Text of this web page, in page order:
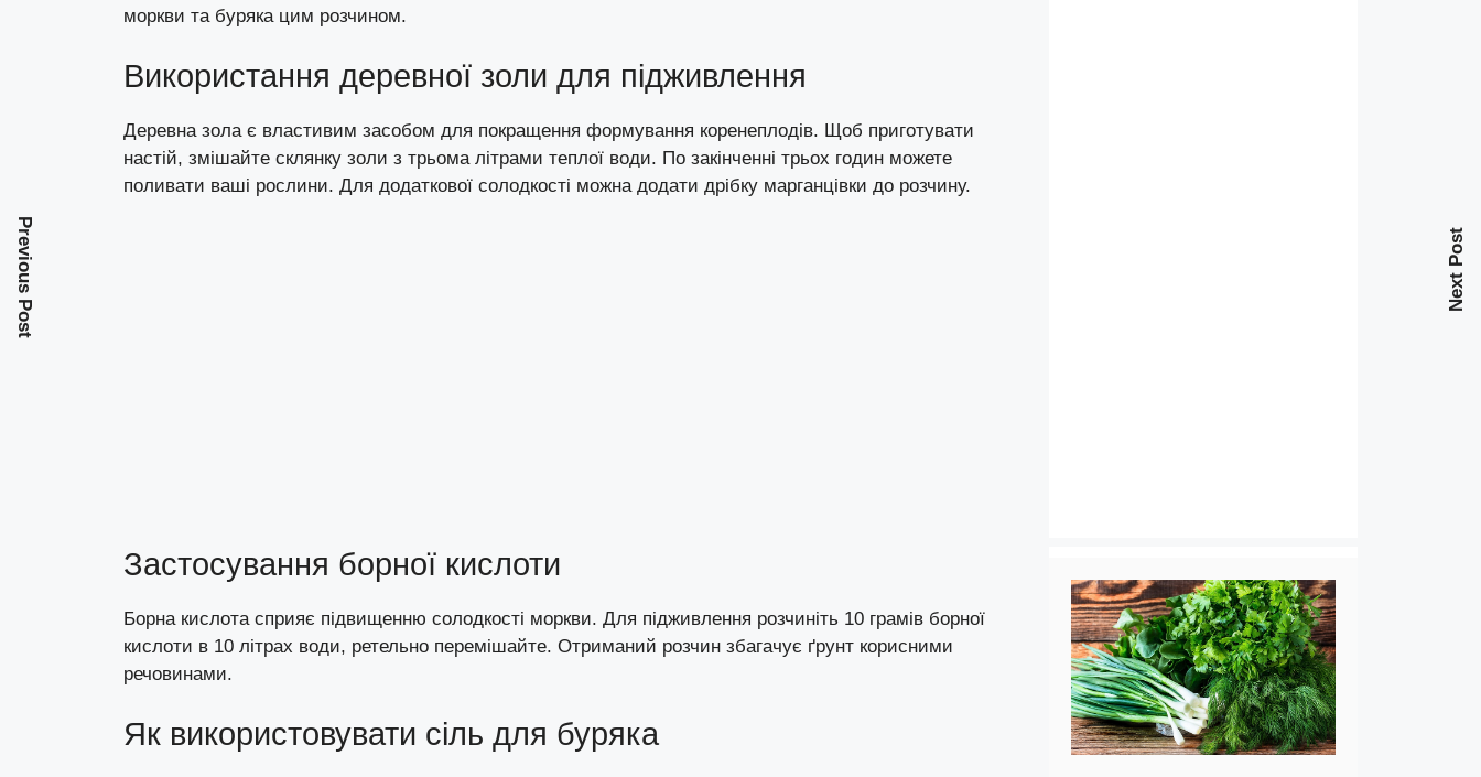
моркви та буряка цим розчином.
Використання деревної золи для підживлення
Деревна зола є властивим засобом для покращення формування коренеплодів. Щоб приготувати
настій, змішайте склянку золи з трьома літрами теплої води. По закінченні трьох годин можете
поливати ваші рослини. Для додаткової солодкості можна додати дрібку марганцівки до розчину.
Застосування борної кислоти
Борна кислота сприяє підвищенню солодкості моркви. Для підживлення розчиніть 10 грамів борної
кислоти в 10 літрах води, ретельно перемішайте. Отриманий розчин збагачує ґрунт корисними
речовинами.
Як використовувати сіль для буряка
Previous Post Next Post